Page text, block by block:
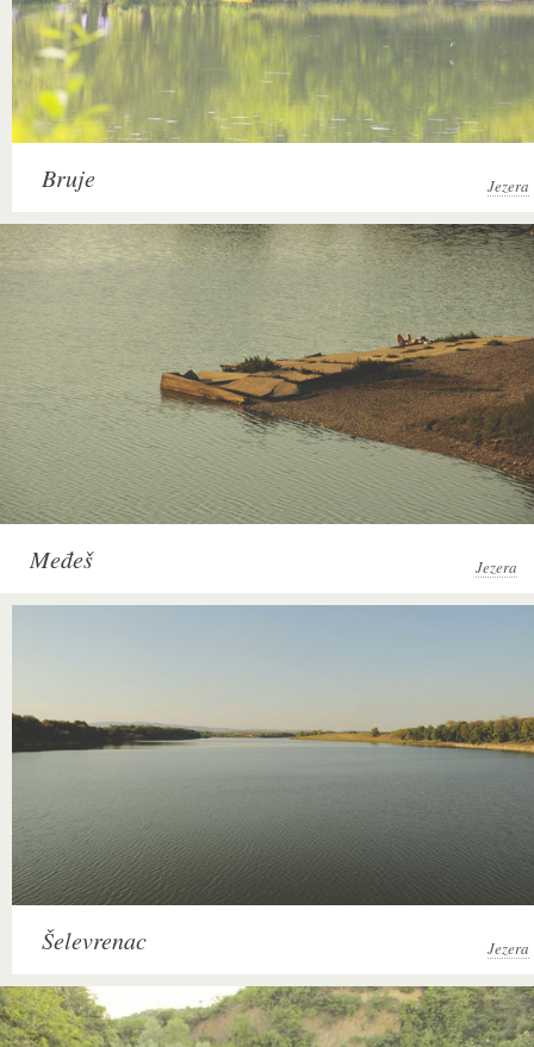
Bruje Jezera
Međeš Jezera
Šelevrenac Jezera